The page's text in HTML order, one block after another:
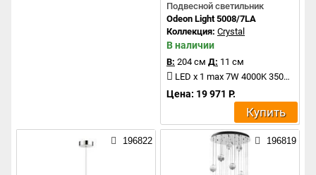
Подвесной светильник
Odeon Light 5008/7LA
Коллекция: Crystal
В наличии
В: 204 см Д: 11 см
LED x 1 max 7W 4000K 350Lm
Цена: 19 971 Р.
Купить
196822 196819